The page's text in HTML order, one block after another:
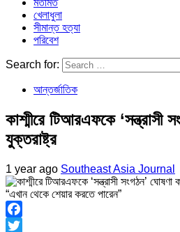
মতামত
খেলাধুলা
সীমান্ত হত্যা
পরিবেশ
Search for:
আন্তর্জাতিক
কাশ্মীরে টিআরএফকে ‘সন্ত্রাসী
যুক্তরাষ্ট্র
1 year ago Southeast Asia Journal
“এখান থেকে শেয়ার করতে পারেন”
Facebook